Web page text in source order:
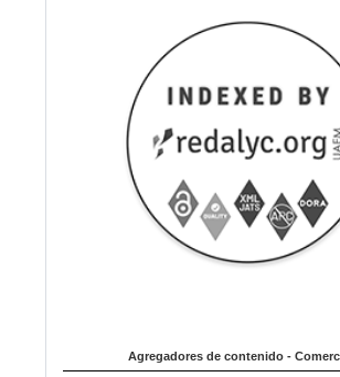
Agregadores de contenido -